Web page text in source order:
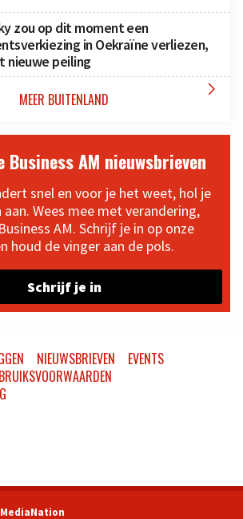
zou op dit moment een
in Oekraïne verliezen,
nieuwe peiling
MEER BUITENLAND 
Business AM nieuwsbrieven
snel en voor je het weet, hol je
Wees mee met verandering,
AM. Schrijf je in op onze
houd de vinger aan de pols.
Schrijf je in
NIEUWSBRIEVEN
EVENTS
MediaNation